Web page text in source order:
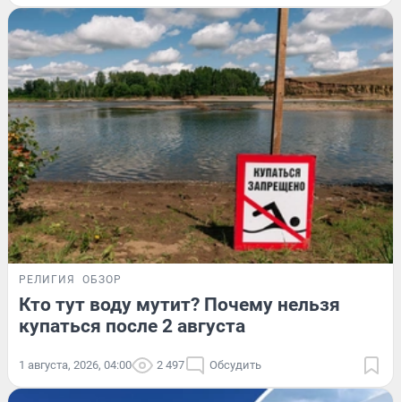
РЕЛИГИЯ ОБЗОР
Кто тут воду мутит? Почему нельзя
купаться после 2 августа
1 августа, 2026, 04:00 2 497 Обсудить